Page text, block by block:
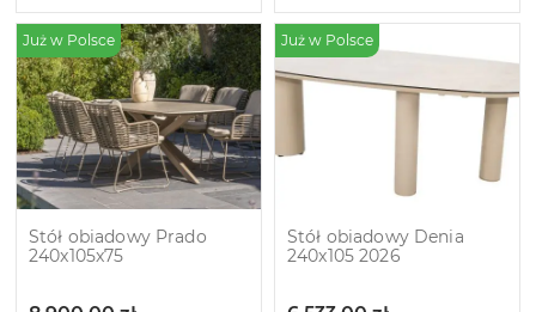
Już w Polsce
Stół obiadowy Prado
240x105x75
Już w Polsce
Stół obiadowy Denia
240x105 2026